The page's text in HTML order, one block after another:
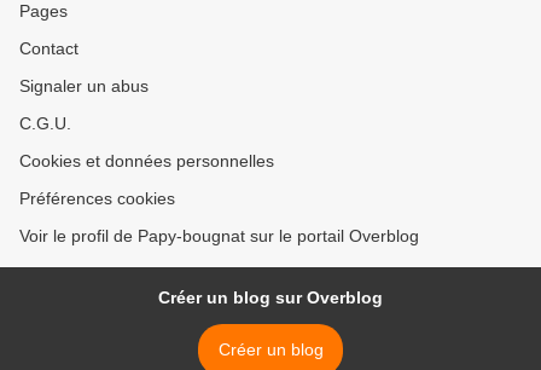
Pages
Contact
Signaler un abus
C.G.U.
Cookies et données personnelles
Préférences cookies
Voir le profil de Papy-bougnat sur le portail Overblog
Créer un blog sur Overblog
Créer un blog